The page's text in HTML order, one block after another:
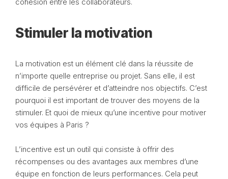
Stimuler la motivation
La motivation est un élément clé dans la réussite de
n’importe quelle entreprise ou projet. Sans elle, il est
difficile de persévérer et d’atteindre nos objectifs. C’est
pourquoi il est important de trouver des moyens de la
stimuler. Et quoi de mieux qu’une incentive pour motiver
vos équipes à Paris ?
L’incentive est un outil qui consiste à offrir des
récompenses ou des avantages aux membres d’une
équipe en fonction de leurs performances. Cela peut